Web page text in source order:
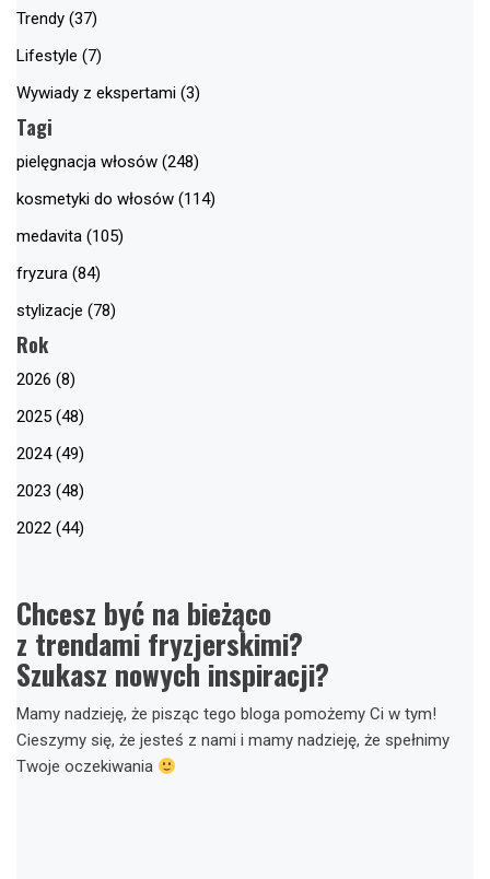
Trendy (37)
Lifestyle (7)
Wywiady z ekspertami (3)
Tagi
pielęgnacja włosów (248)
kosmetyki do włosów (114)
medavita (105)
fryzura (84)
stylizacje (78)
Rok
2026 (8)
2025 (48)
2024 (49)
2023 (48)
2022 (44)
Chcesz być na bieżąco
z trendami fryzjerskimi?
Szukasz nowych inspiracji?
Mamy nadzieję, że pisząc tego bloga pomożemy Ci w tym!
Cieszymy się, że jesteś z nami i mamy nadzieję, że spełnimy
Twoje oczekiwania